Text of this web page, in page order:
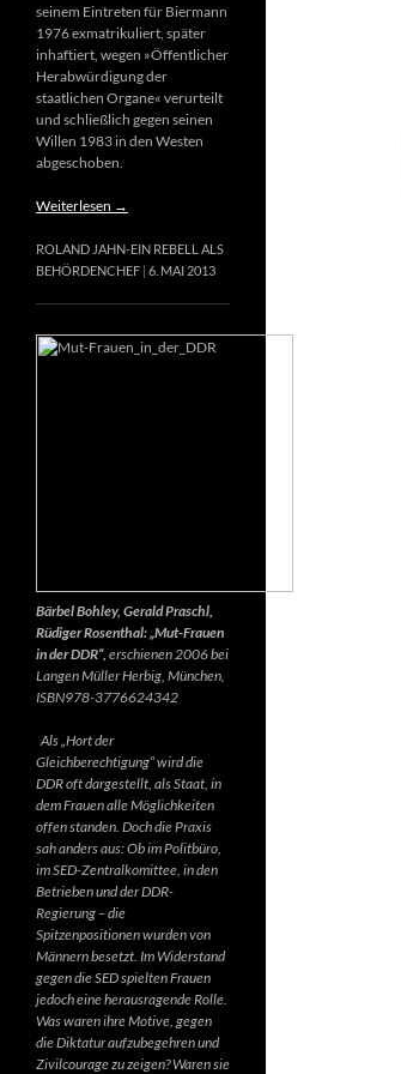
seinem Eintreten für Biermann
1976 exmatrikuliert, später
inhaftiert, wegen »Öffentlicher
Herabwürdigung der
staatlichen Organe« verurteilt
und schließlich gegen seinen
Willen 1983 in den Westen
abgeschoben.
Weiterlesen →
ROLAND JAHN-EIN REBELL ALS
BEHÖRDENCHEF 6. MAI 2013
Bärbel Bohley, Gerald Praschl,
Rüdiger Rosenthal: „Mut-Frauen
in der DDR“, erschienen 2006 bei
Langen Müller Herbig, München,
ISBN978-3776624342
Als „Hort der
Gleichberechtigung“ wird die
DDR oft dargestellt, als Staat, in
dem Frauen alle Möglichkeiten
offen standen. Doch die Praxis
sah anders aus: Ob im Politbüro,
im SED-Zentralkomittee, in den
Betrieben und der DDR-
Regierung – die
Spitzenpositionen wurden von
Männern besetzt. Im Widerstand
gegen die SED spielten Frauen
jedoch eine herausragende Rolle.
Was waren ihre Motive, gegen
die Diktatur aufzubegehren und
Zivilcourage zu zeigen? Waren sie